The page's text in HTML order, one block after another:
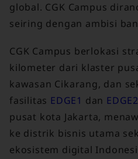
global. CGK Campus
seiring dengan ambisi
CGK Campus berlokasi
kilometer dari klaster
kawasan Cikarang, dan
fasilitas EDGE1 dan EDGE2
pusat kota Jakarta,
ke distrik bisnis utama
ekosistem digital